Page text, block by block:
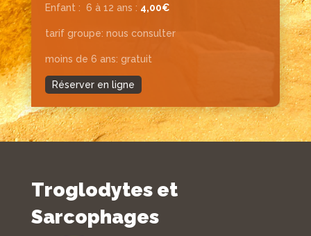
Enfant : 6 à 12 ans : 4,00€
tarif groupe: nous consulter
moins de 6 ans: gratuit
Réserver en ligne
Troglodytes et
Sarcophages